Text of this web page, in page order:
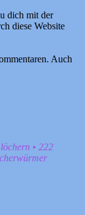
dich mit der
diese Website
Auch
• 222